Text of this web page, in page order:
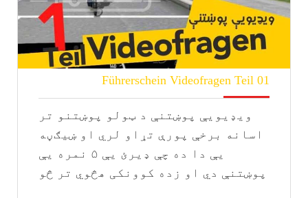
Führerschein Videofragen Teil 01
Führerschein
01
ویډیویې پوښتنې د ټولو پوښتنو تر
اسانه برخې پورې تړاو لري او ښيګڼه
یې دا ده چې ډیرئ يې ۵ نمره یې
پوښتنې دي او زده کوونکی هڅوي تر څو